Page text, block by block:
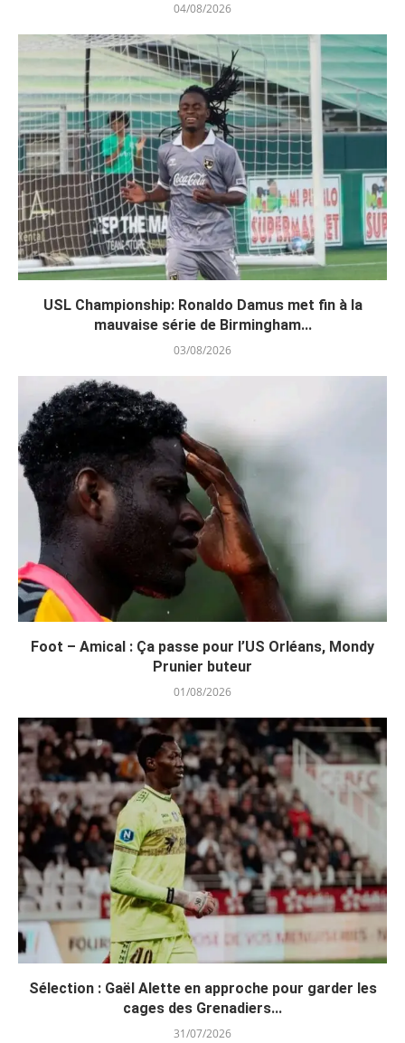
04/08/2026
USL Championship: Ronaldo Damus met fin à la
mauvaise série de Birmingham...
03/08/2026
Foot – Amical : Ça passe pour l’US Orléans, Mondy
Prunier buteur
01/08/2026
Sélection : Gaël Alette en approche pour garder les
cages des Grenadiers...
31/07/2026